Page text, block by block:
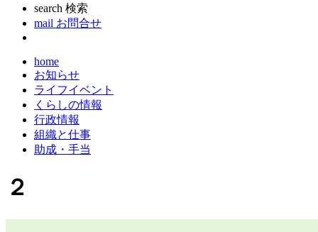
search 検索
mail お問合せ
home
お知らせ
ライフイベント
くらしの情報
行政情報
組織と仕事
助成・手当
２